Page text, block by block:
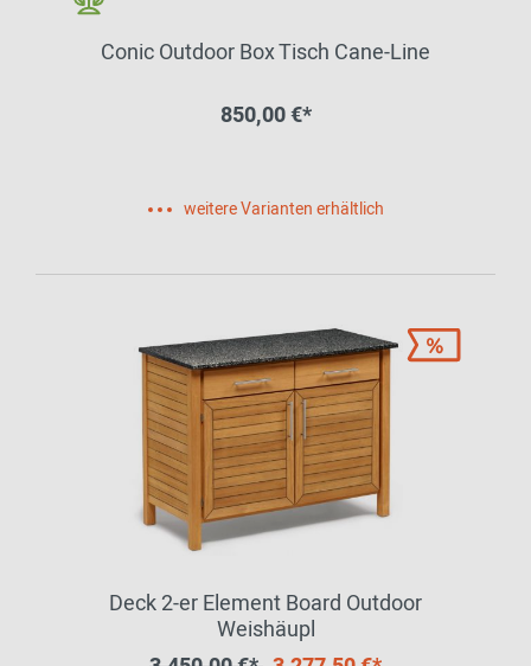
Conic Outdoor Box Tisch Cane-Line
850,00 €*
weitere Varianten erhältlich
Deck 2-er Element Board Outdoor
Weishäupl